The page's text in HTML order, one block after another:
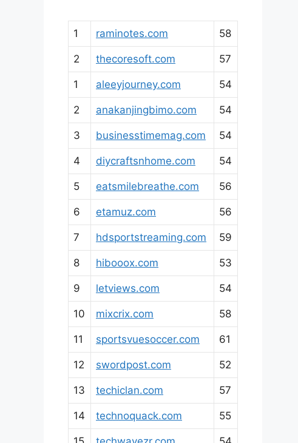
1 raminotes.com 58
2 thecoresoft.com 57
1 aleeyjourney.com 54
2 anakanjingbimo.com 54
3 businesstimemag.com 54
4 diycraftsnhome.com 54
5 eatsmilebreathe.com 56
6 etamuz.com 56
7 hdsportstreaming.com 59
8 hibooox.com 53
9 letviews.com 54
10 mixcrix.com 58
11 sportsvuesoccer.com 61
12 swordpost.com 52
13 techiclan.com 57
14 technoquack.com 55